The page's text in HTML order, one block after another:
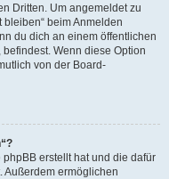
Dritten. Um angemeldet zu
beim Anmelden
du dich an einem öffentlichen
Wenn diese Option
von der Board-
erstellt hat und die dafür
Außerdem ermöglichen